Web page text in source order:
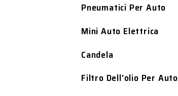
Pneumatici Per Auto
Mini Auto Elettrica
Candela
Filtro Dell'olio Per Auto